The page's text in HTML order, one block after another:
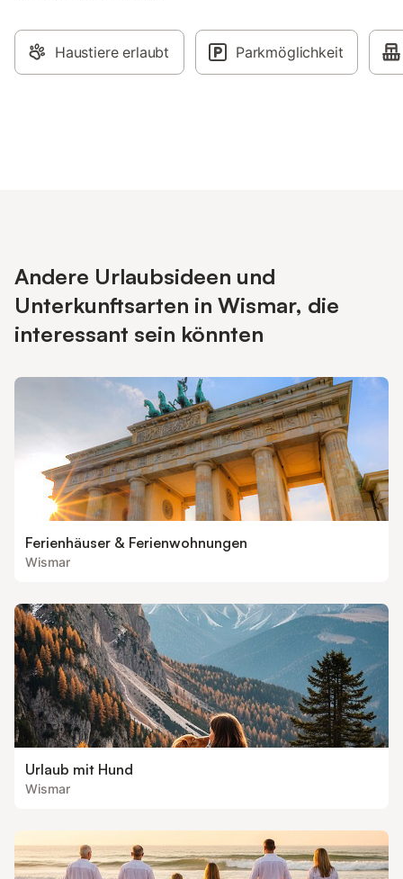
Haustiere erlaubt Parkmöglichkeit
Andere Urlaubsideen und
Unterkunftsarten in Wismar, die
interessant sein könnten
Ferienhäuser & Ferienwohnungen
Wismar
Urlaub mit Hund
Wismar